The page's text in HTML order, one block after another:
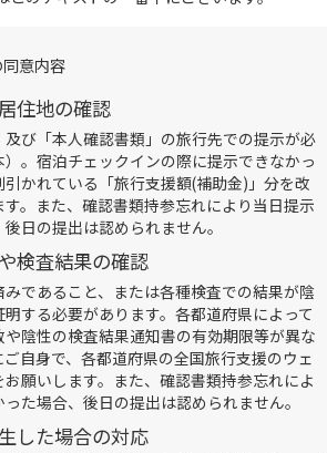
意内容
住地の確認
及び「本人確認書類」の旅行先での提示が必
。宿泊チェックインの際に提示できなかっ
かれている「旅行支援額(補助金)」分を改
。また、確認書類持参忘れにより当日提示
日の提出は認められません。
検査結果の確認
みであること、または各種検査での結果が陰
する必要があります。各都道府県によって
陰性の検査結果通知書の有効期限等が異な
自身で、各都道府県の全国旅行支援のウェ
願いします。また、確認書類持参忘れによ
た場合、後日の提出は認められません。
した場合の対応
アー適用条件